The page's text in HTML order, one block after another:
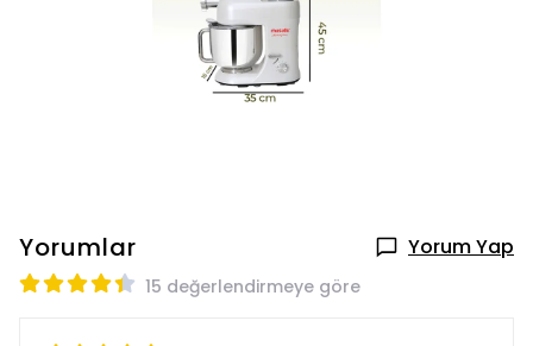
Yorumlar Yorum Yap
15 değerlendirmeye göre